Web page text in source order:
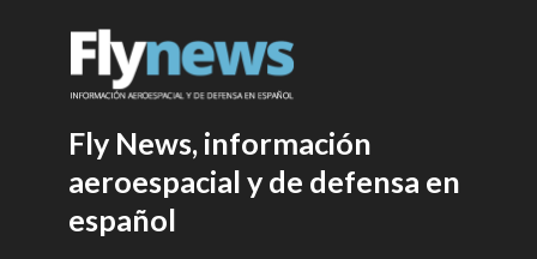
Fly News, información
aeroespacial y de defensa en
español